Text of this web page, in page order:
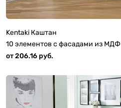
Kentaki Каштан
10 элементов с фасадами из МДФ
от 206.16 руб.